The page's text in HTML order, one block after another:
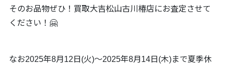
そのお品物ぜひ！買取大吉松山古川椿店にお査定させて
ください！🤗
なお2025年8月12日(火)～2025年8月14日(木)まで夏季休